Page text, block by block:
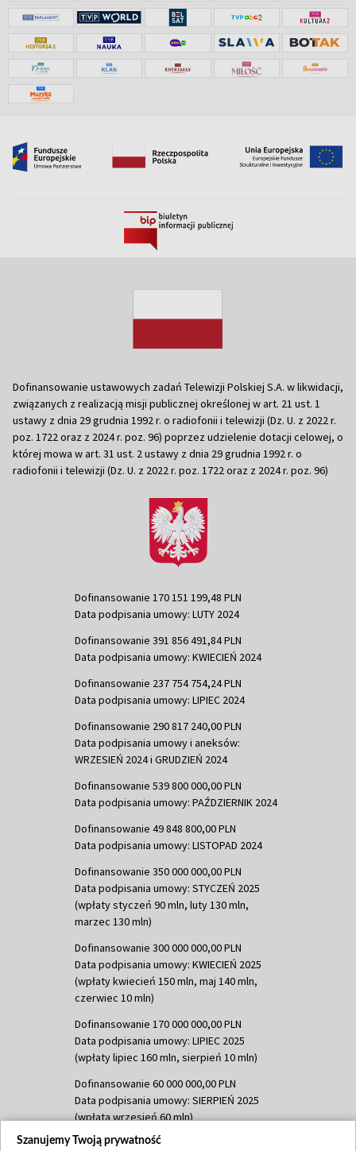
Dofinansowanie ustawowych zadań Telewizji Polskiej S.A. w likwidacji,
związanych z realizacją misji publicznej określonej w art. 21 ust. 1
ustawy z dnia 29 grudnia 1992 r. o radiofonii i telewizji (Dz. U. z 2022 r.
poz. 1722 oraz z 2024 r. poz. 96) poprzez udzielenie dotacji celowej, o
której mowa w art. 31 ust. 2 ustawy z dnia 29 grudnia 1992 r. o
radiofonii i telewizji (Dz. U. z 2022 r. poz. 1722 oraz z 2024 r. poz. 96)
Dofinansowanie 170 151 199,48 PLN
Data podpisania umowy: LUTY 2024
Dofinansowanie 391 856 491,84 PLN
Data podpisania umowy: KWIECIEŃ 2024
Dofinansowanie 237 754 754,24 PLN
Data podpisania umowy: LIPIEC 2024
Dofinansowanie 290 817 240,00 PLN
Data podpisania umowy i aneksów:
WRZESIEŃ 2024 i GRUDZIEŃ 2024
Dofinansowanie 539 800 000,00 PLN
Data podpisania umowy: PAŹDZIERNIK 2024
Dofinansowanie 49 848 800,00 PLN
Data podpisania umowy: LISTOPAD 2024
Dofinansowanie 350 000 000,00 PLN
Data podpisania umowy: STYCZEŃ 2025
(wpłaty styczeń 90 mln, luty 130 mln,
marzec 130 mln)
Dofinansowanie 300 000 000,00 PLN
Data podpisania umowy: KWIECIEŃ 2025
(wpłaty kwiecień 150 mln, maj 140 mln,
czerwiec 10 mln)
Dofinansowanie 170 000 000,00 PLN
Data podpisania umowy: LIPIEC 2025
(wpłaty lipiec 160 mln, sierpień 10 mln)
Dofinansowanie 60 000 000,00 PLN
Data podpisania umowy: SIERPIEŃ 2025
(wpłata wrzesień 60 mln)
Dofinansowanie 635 783 051,21 PLN
Szanujemy Twoją prywatność